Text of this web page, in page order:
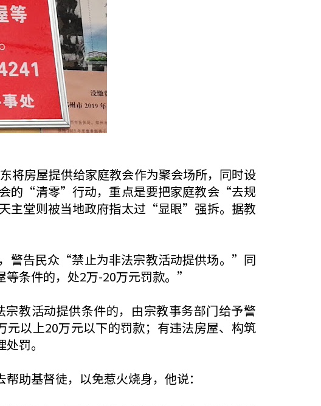
将房屋提供给家庭教会作为聚会场所，同时设
会的“清零”行动，重点是要把家庭教会“去规
主堂则被当地政府指太过“显眼”强拆。据教
警告民众“禁止为非法宗教活动提供场。”同
条件的，处2万-20万元罚款。”
教活动提供条件的，由宗教事务部门给予警
以上20万元以下的罚款；有违法房屋、构筑
罚。
助基督徒，以免惹火烧身，他说：